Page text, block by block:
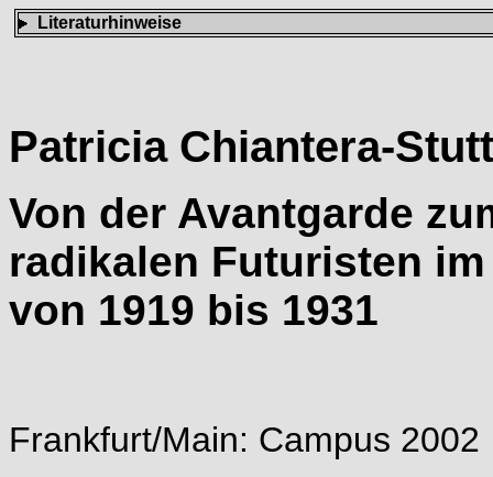
Literaturhinweise
Patricia Chiantera-
Von der Avantgarde
radikalen Futuristen
von 1919 bis 1931
Frankfurt/Main: Campus 2002